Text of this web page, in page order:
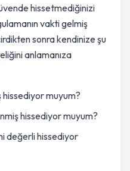
hissetmediğinizi
vakti gelmiş
sonra kendinize şu
anlamanıza
hissediyor muyum?
hissediyor muyum?
değerli hissediyor